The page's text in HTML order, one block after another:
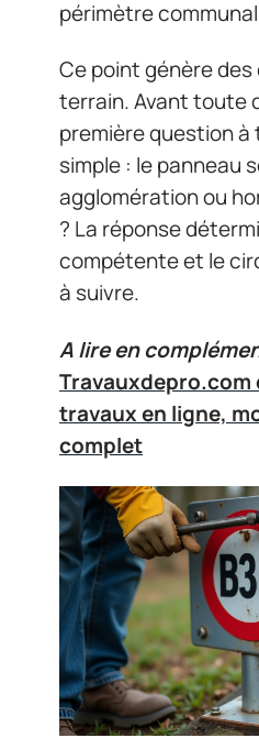
périmètre
Ce point génère
terrain. Avant toute
première question
simple : le panneau
agglomération ou
? La réponse
compétente et le
à suivre.
A lire en
Travauxdepro.com
travaux en ligne,
complet